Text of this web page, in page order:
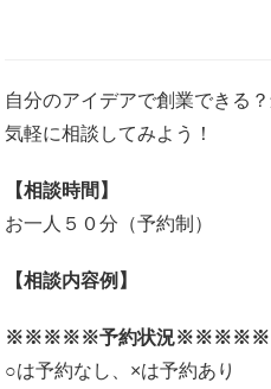
自分のアイデアで創業できる
気軽に相談してみよう！
【相談時間】
お一人５０分（予約制）
【相談内容例】
※※※※※予約状況
○は予約なし、×は予約あり